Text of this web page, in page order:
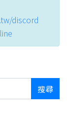
discord
搜尋